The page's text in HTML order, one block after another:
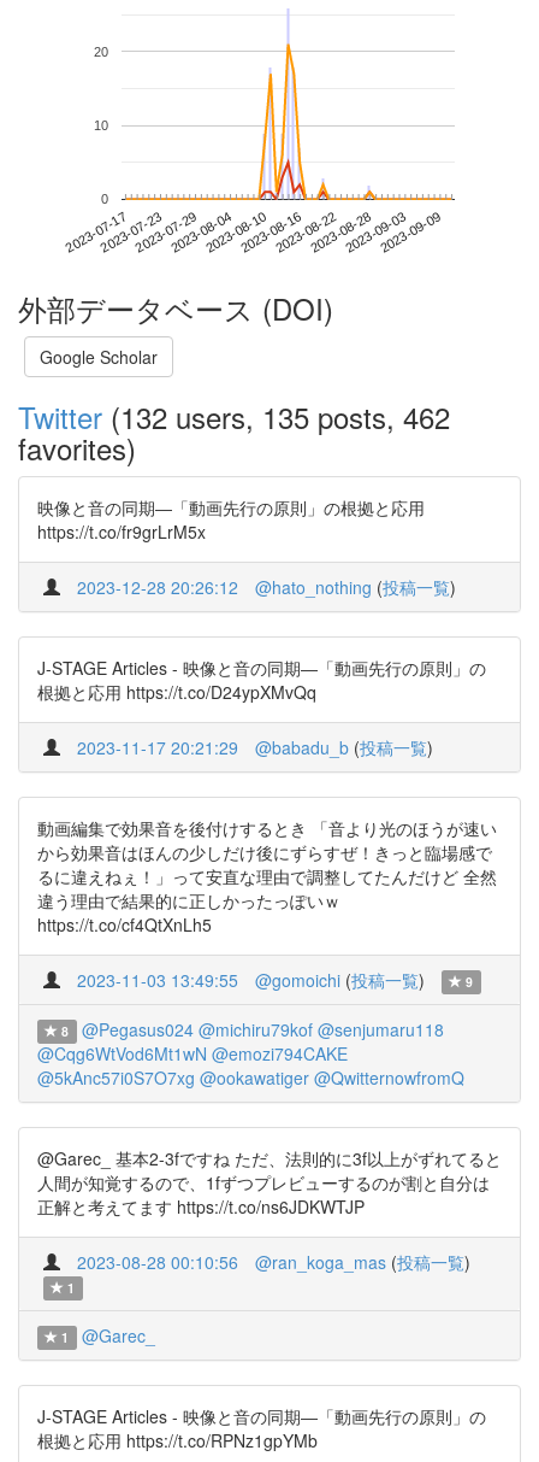
2023-07-172023-07-232023-07-292023-08-042023-08-102023-08-162023-08-222023-08-282023-09-032023-09-09
0
10
20
外部データベース (DOI)
Google Scholar
Twitter (132 users, 135 posts, 462
favorites)
映像と音の同期―「動画先行の原則」の根拠と応用
https://t.co/fr9grLrM5x
2023-12-28 20:26:12 @hato_nothing (投稿一覧)
J-STAGE Articles - 映像と音の同期―「動画先行の原則」の
根拠と応用 https://t.co/D24ypXMvQq
2023-11-17 20:21:29 @babadu_b (投稿一覧)
動画編集で効果音を後付けするとき 「音より光のほうが速い
から効果音はほんの少しだけ後にずらすぜ！きっと臨場感で
るに違えねぇ！」って安直な理由で調整してたんだけど 全然
違う理由で結果的に正しかったっぽいｗ
https://t.co/cf4QtXnLh5
2023-11-03 13:49:55 @gomoichi (投稿一覧) 9
8 @Pegasus024 @michiru79kof @senjumaru118
@Cqg6WtVod6Mt1wN @emozi794CAKE
@5kAnc57i0S7O7xg @ookawatiger @QwitternowfromQ
@Garec_ 基本2-3fですね ただ、法則的に3f以上がずれてると
人間が知覚するので、1fずつプレビューするのが割と自分は
正解と考えてます https://t.co/ns6JDKWTJP
2023-08-28 00:10:56 @ran_koga_mas (投稿一覧)
1
1 @Garec_
J-STAGE Articles - 映像と音の同期―「動画先行の原則」の
根拠と応用 https://t.co/RPNz1gpYMb